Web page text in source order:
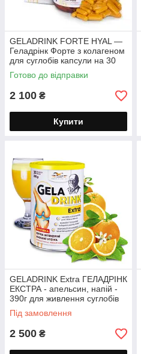
GELADRINK FORTE HYAL —
Геладрінк Форте з колагеном
для суглобів капсули на 30
днів хондроїтин / глюкозамін
Готово до відправки
2 100 ₴
Купити
GELADRINK Extra ГЕЛАДРІНК
ЕКСТРА - апельсин, напій -
390г для живлення суглобів
Під замовлення
2 500 ₴